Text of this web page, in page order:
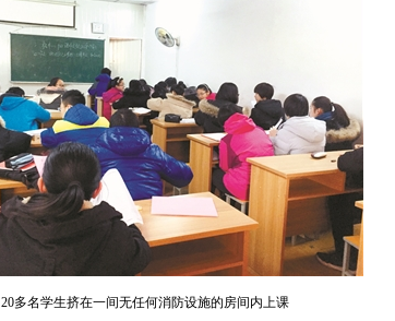
20多名学生挤在一间无任何消防设施的房间内上课